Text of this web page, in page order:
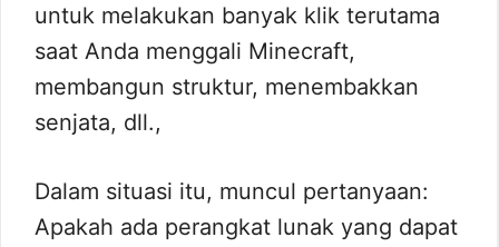
untuk melakukan banyak klik terutama
saat Anda menggali Minecraft,
membangun struktur, menembakkan
senjata, dll.,
Dalam situasi itu, muncul pertanyaan:
Apakah ada perangkat lunak yang dapat